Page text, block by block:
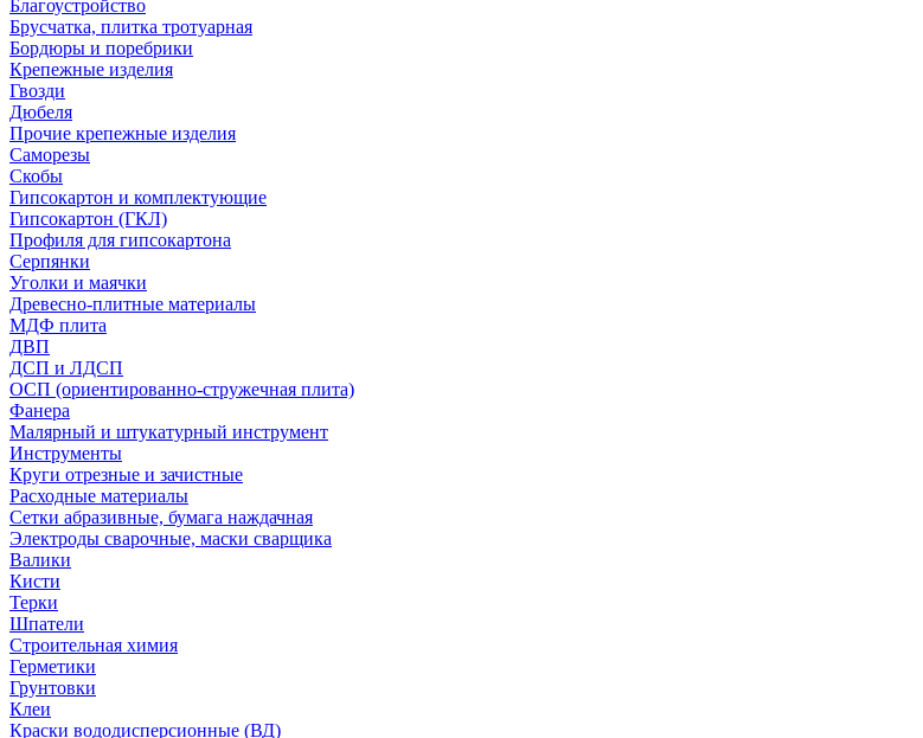
Благоустройство
Брусчатка, плитка тротуарная
Бордюры и поребрики
Крепежные изделия
Гвозди
Дюбеля
Прочие крепежные изделия
Саморезы
Скобы
Гипсокартон и комплектующие
Гипсокартон (ГКЛ)
Профиля для гипсокартона
Серпянки
Уголки и маячки
Древесно-плитные материалы
МДФ плита
ДВП
ДСП и ЛДСП
ОСП (ориентированно-стружечная плита)
Фанера
Малярный и штукатурный инструмент
Инструменты
Круги отрезные и зачистные
Расходные материалы
Сетки абразивные, бумага наждачная
Электроды сварочные, маски сварщика
Валики
Кисти
Терки
Шпатели
Строительная химия
Герметики
Грунтовки
Клеи
Краски вододисперсионные (ВД)